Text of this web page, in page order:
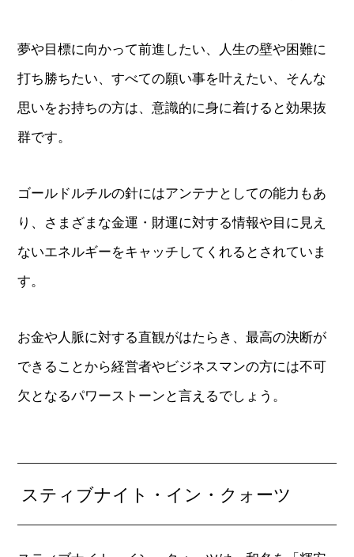
夢や目標に向かって前進したい、人生の壁や困難に
打ち勝ちたい、すべての願い事を叶えたい、そんな
思いをお持ちの方は、意識的に身に着けると効果抜
群です。
ゴールドルチルの針にはアンテナとしての能力もあ
り、さまざまな金運・財運に対する情報や目に見え
ないエネルギーをキャッチしてくれるとされていま
す。
お金や人脈に対する直観がはたらき、最高の決断が
できることから経営者やビジネスマンの方には不可
欠となるパワーストーンと言えるでしょう。
スティブナイト・イン・クォーツ